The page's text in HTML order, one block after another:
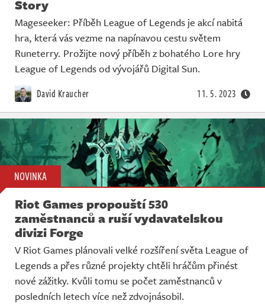
Story
Mageseeker: Příběh League of Legends je akcí nabitá
hra, která vás vezme na napínavou cestu světem
Runeterry. Prožijte nový příběh z bohatého Lore hry
League of Legends od vývojářů Digital Sun.
David Kraucher 11. 5. 2023
NOVINKA
Riot Games propouští 530
zaměstnanců a ruší vydavatelskou
divizi Forge
V Riot Games plánovali velké rozšíření světa League of
Legends a přes různé projekty chtěli hráčům přinést
nové zážitky. Kvůli tomu se počet zaměstnanců v
posledních letech více než zdvojnásobil.